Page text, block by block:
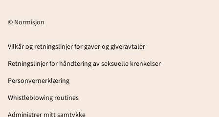
© Normisjon
Vilkår og retningslinjer for gaver og giveravtaler
Retningslinjer for håndtering av seksuelle krenkelser
Personvernerklæring
Whistleblowing routines